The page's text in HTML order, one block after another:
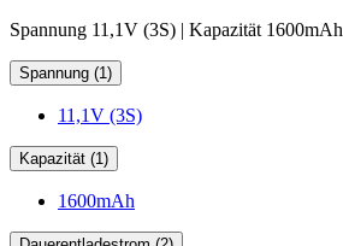
Spannung 11,1V (3S) | Kapazität 1600mAh
Spannung (1)
11,1V (3S)
Kapazität (1)
1600mAh